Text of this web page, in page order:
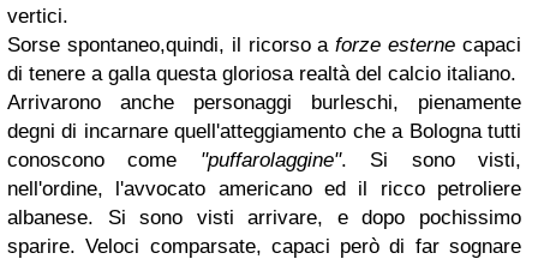
vertici.
Sorse spontaneo,quindi, il ricorso aforze esternecapaci
di tenere a galla questa gloriosa realtà del calcio italiano.
Arrivarono anche personaggi burleschi, pienamente
degni di incarnare quell'atteggiamento che a Bologna tutti
conoscono come "puffarolaggine". Si sono visti,
nell'ordine, l'avvocato americano ed il ricco petroliere
albanese. Si sono visti arrivare, e dopo pochissimo
sparire. Veloci comparsate, capaci però di far sognare